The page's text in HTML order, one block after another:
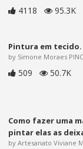
4118 95.3K
Pintura em
by Simone Moraes
509 50.7K
Como fazer uma
pintar elas as
by Artesanato Viviane